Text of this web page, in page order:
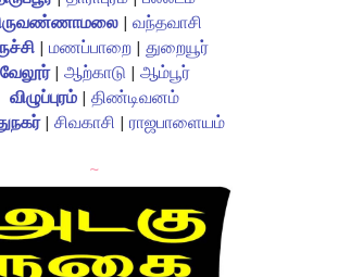
| வந்தவாசி
| மணப்பாறை | துறையூர்
வேலூர்| ஆற்காடு | ஆம்பூர்
விழுப்புரம் | திண்டிவனம்
| சிவகாசி | ராஜபாளையம்
~